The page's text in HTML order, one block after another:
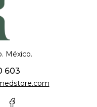
México.
603